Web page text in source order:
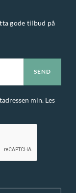
gode tilbud på
min. Les